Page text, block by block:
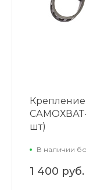
САМОХВАТ-
шт)
В наличии
1 400 руб.